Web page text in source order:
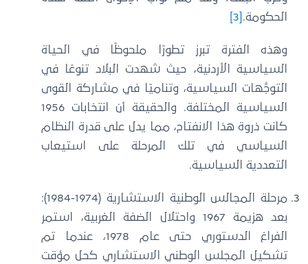
الحكومة.
وهذه الفترة تبرز تطورًا ملحوظًا في الحياة
السياسية الأردنية، حيث شهدت البلاد تنوعًا في
التوجُّهات السياسية، وتناميًا في مشاركة القوى
السياسية المختلفة. والحقيقة أن انتخابات 1956
كانت ذروة هذا الانفتاح، مما يدل على قدرة النظام
السياسي في تلك المرحلة على استيعاب
التعددية السياسية.
مرحلة المجالس الوطنية الاستشارية (1974-1984):
بعد هزيمة 1967 واحتلال الضفة الغربية، استمر
الفراغ الدستوري حتى عام 1978، عندما تم
تشكيل المجلس الوطني الاستشاري كحل مؤقت